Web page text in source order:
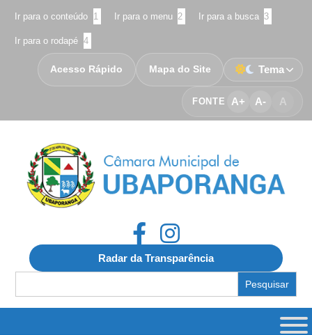
Ir para o conteúdo 1 Ir para o menu 2 Ir para a busca 3
Ir para o rodapé 4
FONTE A+ A- A
Acesso Rápido Mapa do Site Tema
Radar da Transparência
for: